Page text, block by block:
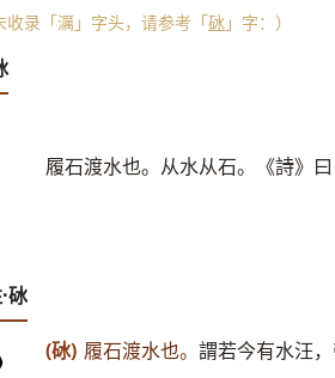
收录「濿」字头，请参考「砅 」字：）
履石渡水也。从水从石。《詩》
砅
(砅) 履石渡水也。 謂若今有水汪